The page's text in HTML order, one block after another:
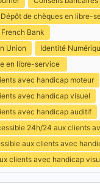
Dépôt de chèques en libre-
Bank
Union
Identité
en libre-service
avec handicap moteur
avec handicap visuel
avec handicap auditif
24h/24 aux clients
aux clients avec
clients avec handicap